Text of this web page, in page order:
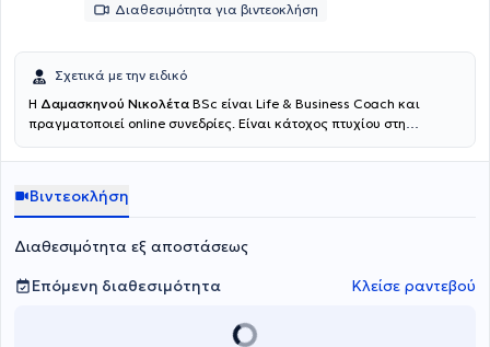
Διαθεσιμότητα για βιντεοκλήση
Σχετικά με την ειδικό
Η Δαμασκηνού Νικολέτα BSc είναι Life & Business Coach και
πραγματοποιεί online συνεδρίες. Είναι κάτοχος πτυχίου στη
Πανεπιστήμιο και κάτοχος πιστοποίησης στο coaching (Certificate
Πανεπιστήμιο Αθηνών. Επιπλέον, είναι κάτοχος πιστοποιήσεων στο
Business Coaching και στο Leadership Coaching από το Εθνικό και
Καποδιστριακό Πανεπιστήμιο Αθηνών και
Ευρωπαϊκού και του Ελληνικού Συλλόγου Mentoring και Coaching
Greece, διεθνή οργανισμού για μέντορες και προπονητές (coaches).
Τέλος, έχει διατελέσει Εισηγήτρια Σεμιναρίων Life Coaching στην
Βιντεοκλήση
Διαθεσιμότητα εξ αποστάσεως
Επόμενη διαθεσιμότητα
Κλείσε ραντεβού